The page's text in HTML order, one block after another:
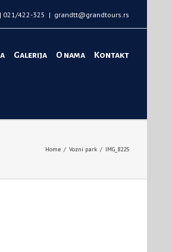
021/422-325 | grandtt@grandtours.rs
Galerija O nama Kontakt
Home / Vozni park / IMG_8225